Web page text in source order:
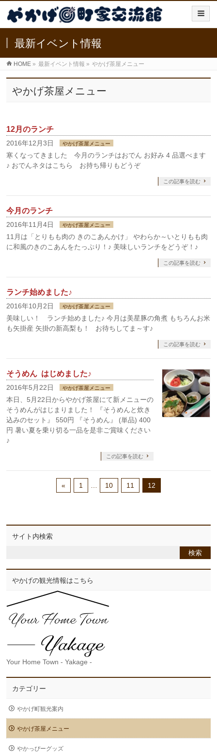
最新イベント情報
HOME » 最新イベント情報 » やかげ茶屋メニュー
やかげ茶屋メニュー
12月のランチ
2016年12月3日 やかげ茶屋メニュー
寒くなってきました 今月のランチはおでん お好み 4 品選べます
♪ おでんネタはこちら お持ち帰りもどうぞ
この記事を読む
今月のランチ
2016年11月4日 やかげ茶屋メニュー
11月は「とりもも肉の きのこあんかけ」 やわらか～いとりもも肉
に和風のきのこあんをたっぷり！♪ 美味しいランチをどうぞ！♪
この記事を読む
ランチ始めました♪
2016年10月2日 やかげ茶屋メニュー
美味しい！ ランチ始めました♪ 今月は美星豚の角煮 もちろんお米
も矢掛産 矢掛の新高梨も！ お待ちしてま～す♪
この記事を読む
そうめん はじめました♪
2016年5月22日 やかげ茶屋メニュー
本日、5月22日からやかげ茶屋にて新メニューの
そうめんがはじまりました！ 『そうめんと炊き
込みのセット』 550円 『そうめん』 (単品) 400
円 暑い夏を乗り切る一品を是非ご賞味ください
♪
この記事を読む
« 1 10 11 12
サイト内検索
やかげの観光情報はこちら
Your Home Town - Yakage -
カテゴリー
やかげ町観光案内
やかげ茶屋メニュー
やかっぴーグッズ